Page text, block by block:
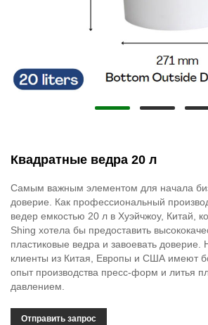
Квадратные ведра 20 л
Самым важным элементом для начала
доверие. Как профессиональный
ведер емкостью 20 л в Хуэйчжоу, Китай,
Shing хотела бы предоставить
пластиковые ведра и завоевать
клиенты из Китая, Европы и США имеют
опыт производства пресс-форм и литья
давлением.
Отправить запрос